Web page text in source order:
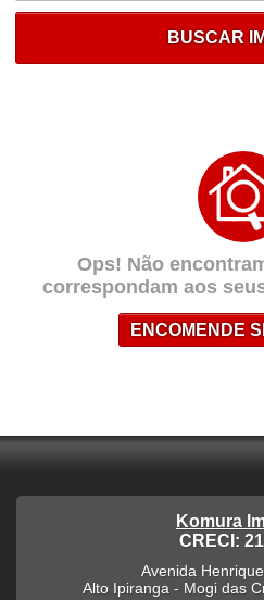
BUSCAR
Ops! Não
correspondam aos
ENCOMENDE
Komura
CRECI:
Avenida
Alto Ipiranga - Mogi das